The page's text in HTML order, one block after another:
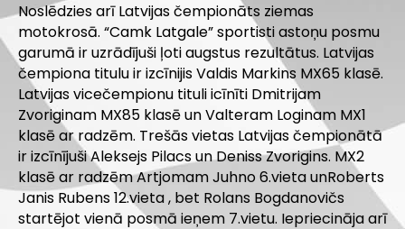
Noslēdzies arī Latvijas čempionāts ziemas
motokrosā. “Camk Latgale” sportisti astoņu posmu
garumā ir uzrādījuši ļoti augstus rezultātus. Latvijas
čempiona titulu ir izcīnijis Valdis Markins MX65 klasē.
Latvijas vicečempionu tituli icīnīti Dmitrijam
Zvoriginam MX85 klasē un Valteram Loginam MX1
klasē ar radzēm. Trešās vietas Latvijas čempionātā
ir izcīnījuši Aleksejs Pilacs un Deniss Zvorigins. MX2
klasē ar radzēm Artjomam Juhno 6.vieta unRoberts
Janis Rubens 12.vieta , bet Rolans Bogdanovičs
startējot vienā posmā ieņem 7.vietu. Iepriecināja arī